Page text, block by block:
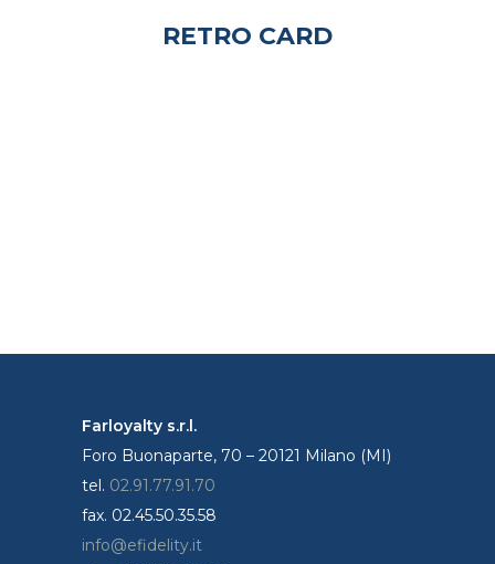
RETRO CARD
Farloyalty s.r.l.
Foro Buonaparte, 70 – 20121 Milano (MI)
tel. 02.91.77.91.70
fax. 02.45.50.35.58
info@efidelity.it